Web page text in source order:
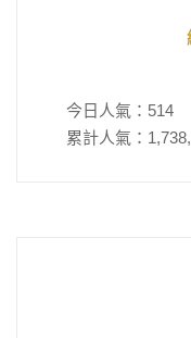
今日人氣： 514
累計人氣：